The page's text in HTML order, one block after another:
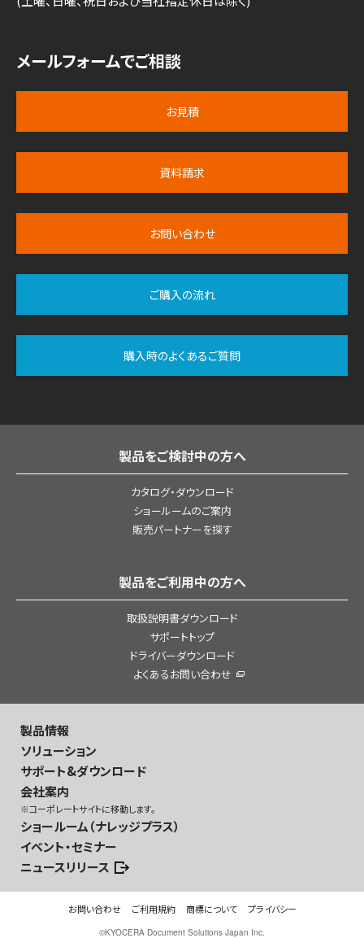
メールフォームでご相談
お見積
資料請求
お問い合わせ
ご購入の流れ
購入時のよくあるご質問
製品をご検討中の方へ
カタログ・ダウンロード
ショールームのご案内
販売パートナーを探す
製品をご利用中の方へ
取扱説明書ダウンロード
サポートトップ
ドライバーダウンロード
よくあるお問い合わせ
製品情報
ソリューション
サポート&ダウンロード
会社案内
※コーポレートサイトに移動します。
ショールーム（ナレッジプラス）
イベント・セミナー
ニュースリリース
お問い合わせ ご利用規約 商標について プライバシー
©KYOCERA Document Solutions Japan Inc.